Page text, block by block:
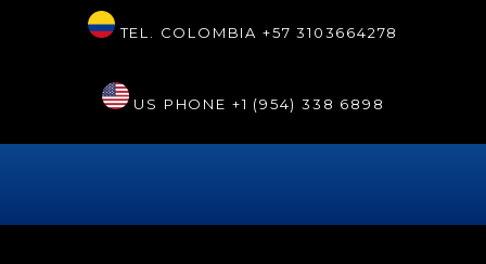
TEL. COLOMBIA +57 3103664278
US PHONE +1 (954) 338 6898